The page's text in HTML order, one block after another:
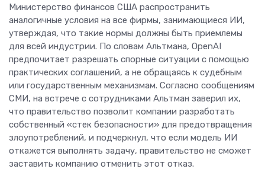
Министерство финансов США распространить
аналогичные условия на все фирмы, занимающиеся ИИ,
утверждая, что такие нормы должны быть приемлемы
для всей индустрии. По словам Альтмана, OpenAI
предпочитает разрешать спорные ситуации с помощью
практических соглашений, а не обращаясь к судебным
или государственным механизмам. Согласно сообщениям
СМИ, на встрече с сотрудниками Альтман заверил их,
что правительство позволит компании разработать
собственный «стек безопасности» для предотвращения
злоупотреблений, и подчеркнул, что если модель ИИ
откажется выполнять задачу, правительство не сможет
заставить компанию отменить этот отказ.